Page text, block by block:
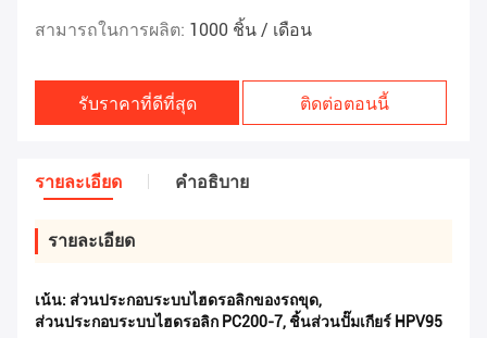
สามารถในการผลิต: 1000 ชิ้น / เดือน
รับราคาที่ดีที่สุด ติดต่อตอนนี้
รายละเอียด คําอธิบาย
รายละเอียด
เน้น: ส่วนประกอบระบบไฮดรอลิกของรถขุด,
ส่วนประกอบระบบไฮดรอลิก PC200-7, ชิ้นส่วนปั๊มเกียร์ HPV95